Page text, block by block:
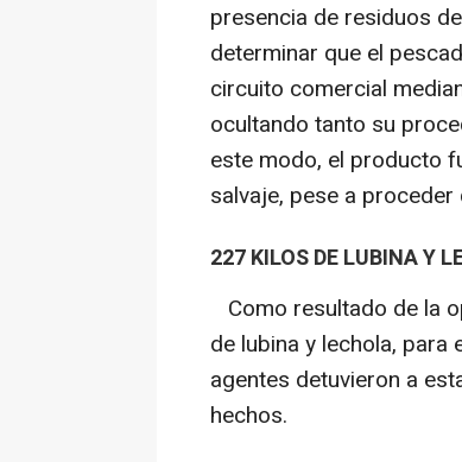
presencia de residuos
determinar que el
circuito comercial
ocultando tanto su
este modo, el producto
salvaje, pese a
227 KILOS DE LUBINA Y
Como resultado de la
de lubina y lechola,
agentes detuvieron a
hechos.